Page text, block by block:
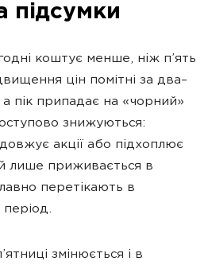
підсумки
коштує менше, ніж п’ять
цін помітні за два–
пік припадає на «чорний»
знижуються:
акції або підхоплює
лише приживається в
перетікають в
період.
змінюється і в